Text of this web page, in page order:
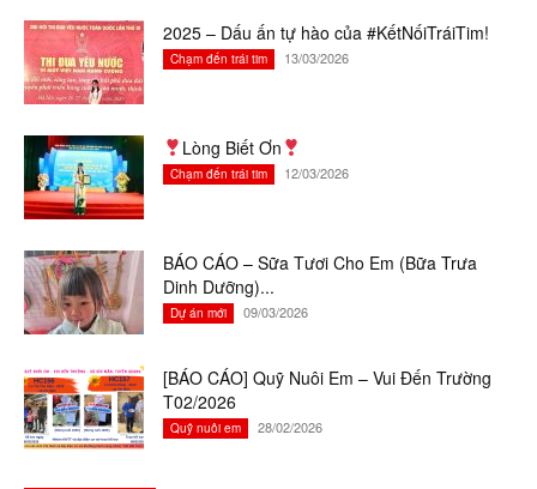
2025 – Dấu ấn tự hào của #KếtNốiTráiTim!
Chạm đến trái tim 13/03/2026
Lòng Biết Ơn
Chạm đến trái tim 12/03/2026
BÁO CÁO – Sữa Tươi Cho Em (Bữa Trưa
Dinh Dưỡng)...
Dự án mới 09/03/2026
[BÁO CÁO] Quỹ Nuôi Em – Vui Đến Trường
T02/2026
Quỹ nuôi em 28/02/2026